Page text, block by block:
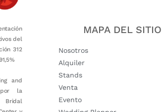
del
312
and
por la
Bridal
MAPA DEL SITIO
Nosotros
Alquiler
Stands
Venta
Evento